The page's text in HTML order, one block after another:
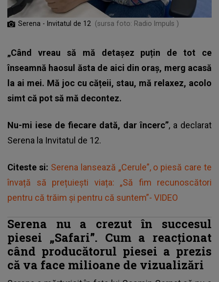
Serena - Invitatul de 12 (sursa foto: Radio Impuls )
„Când vreau să mă detașez puțin de tot ce
înseamnă haosul ăsta de aici din oraș, merg acasă
la ai mei. Mă joc cu cățeii, stau, mă relaxez, acolo
simt că pot să mă decontez.
Nu-mi iese de fiecare dată, dar încerc”, a declarat
Serena la Invitatul de 12.
Citeste si: Serena lansează „Cerule”, o piesă care te
învață să prețuiești viața: „Să fim recunoscători
pentru că trăim și pentru că suntem”- VIDEO
Serena nu a crezut în succesul
piesei „Safari”. Cum a reacționat
când producătorul piesei a prezis
că va face milioane de vizualizări